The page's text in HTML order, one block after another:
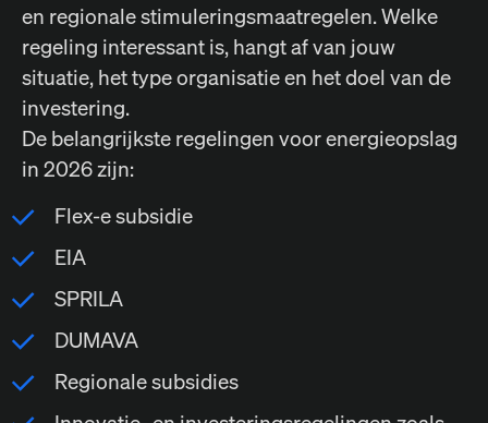
en regionale stimuleringsmaatregelen. Welke
regeling interessant is, hangt af van jouw
situatie, het type organisatie en het doel van de
investering.
De belangrijkste regelingen voor energieopslag
in 2026 zijn:
Flex-e subsidie
EIA
SPRILA
DUMAVA
Regionale subsidies